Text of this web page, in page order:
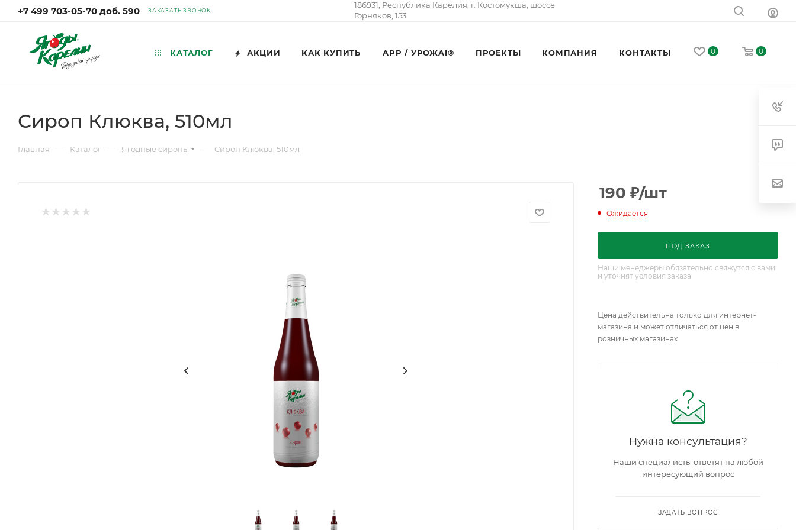
+7 499 703-05-70 доб. 590 ЗАКАЗАТЬ ЗВОНОК
186931, Республика Карелия, г. Костомукша, шоссе
Горняков, 153
0 0
КАТАЛОГ АКЦИИ КАК КУПИТЬ APP / УРОЖAI® ПРОЕКТЫ КОМПАНИЯ КОНТАКТЫ
Сироп Клюква, 510мл
Главная — Каталог — Ягодные сиропы — Сироп Клюква, 510мл
190 ₽/шт
Ожидается
ПОД ЗАКАЗ
Наши менеджеры обязательно свяжутся с вами
и уточнят условия заказа
Цена действительна только для интернет-
магазина и может отличаться от цен в
розничных магазинах
Нужна консультация?
Наши специалисты ответят на любой
интересующий вопрос
ЗАДАТЬ ВОПРОС